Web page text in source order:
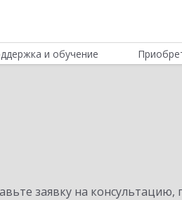
и обучение
заявку на консультацию,